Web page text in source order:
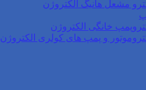
مشعل هانیگ الکتروژن
خانگی الکتروژن
و پمپ های کولری الکتروژن